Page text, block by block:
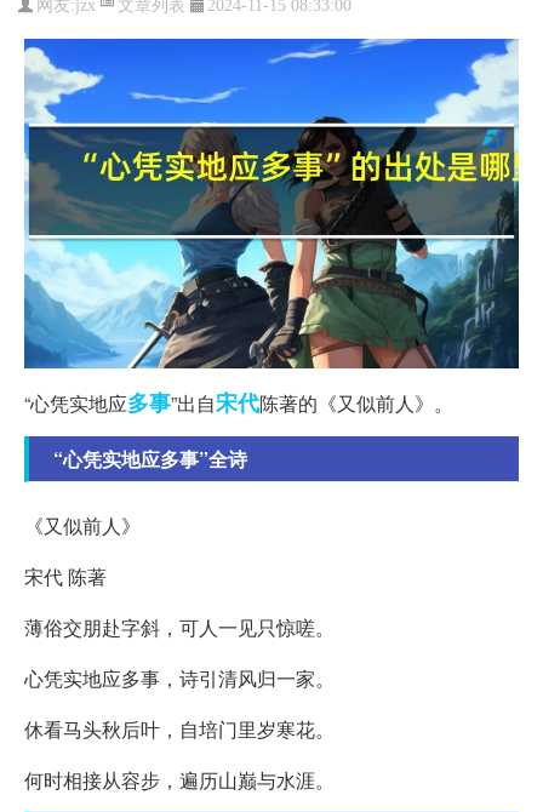
网友:jzx 2024-11-15 08:33:00
“心凭实地应多事”出自宋代陈著的《又似前人》。
“心凭实地应多事”全诗
《又似前人》
宋代 陈著
薄俗交朋赴字斜，可人一见只惊嗟。
心凭实地应多事，诗引清风归一家。
休看马头秋后叶，自培门里岁寒花。
何时相接从容步，遍历山巅与水涯。